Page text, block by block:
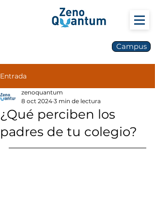
Campus
Entrada
¿Qué perciben los
padres de tu colegio?
zenoquantum
8 oct 2024 3 min de lectura